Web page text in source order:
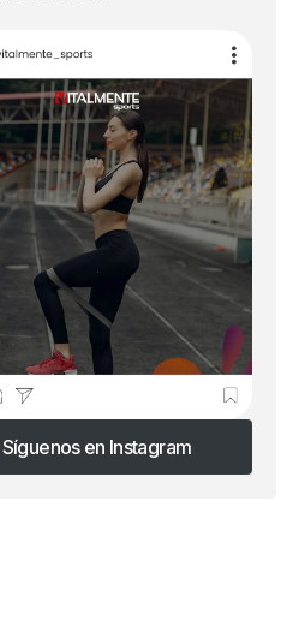
Síguenos en Instagram
Síguenos en Instagram